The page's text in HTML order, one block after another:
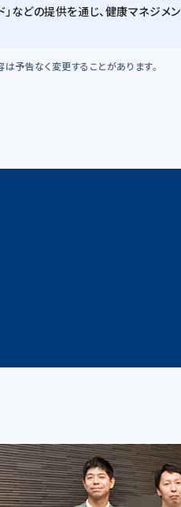
どの提供を通じ、健康マネジメ
予告なく変更することがあります。